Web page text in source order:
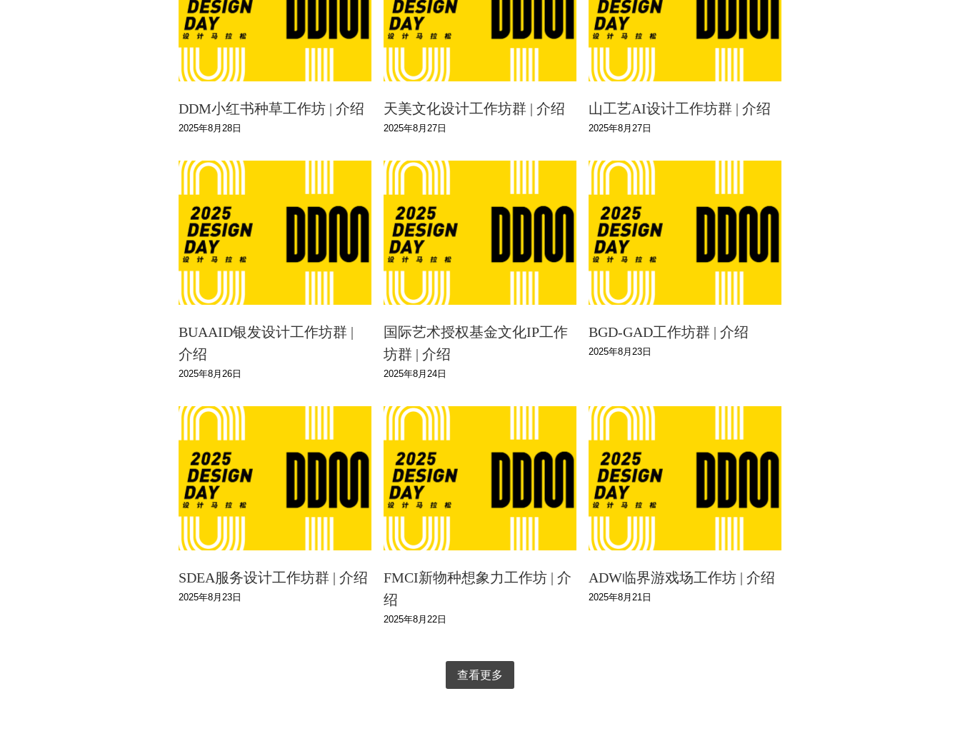
DDM小红书种草工作坊 | 介绍
2025年8月28日
天美文化设计工作坊群 | 介绍
2025年8月27日
山工艺AI设计工作坊群 | 介绍
2025年8月27日
BUAAID银发设计工作坊群 |
介绍
2025年8月26日
国际艺术授权基金文化IP工作
坊群 | 介绍
2025年8月24日
BGD-GAD工作坊群 | 介绍
2025年8月23日
SDEA服务设计工作坊群 | 介绍
2025年8月23日
FMCI新物种想象力工作坊 | 介
绍
2025年8月22日
ADW临界游戏场工作坊 | 介绍
2025年8月21日
查看更多